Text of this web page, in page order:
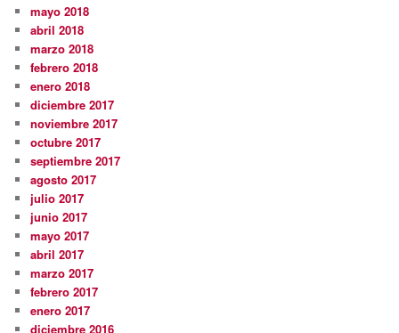
mayo 2018
abril 2018
marzo 2018
febrero 2018
enero 2018
diciembre 2017
noviembre 2017
octubre 2017
septiembre 2017
agosto 2017
julio 2017
junio 2017
mayo 2017
abril 2017
marzo 2017
febrero 2017
enero 2017
diciembre 2016